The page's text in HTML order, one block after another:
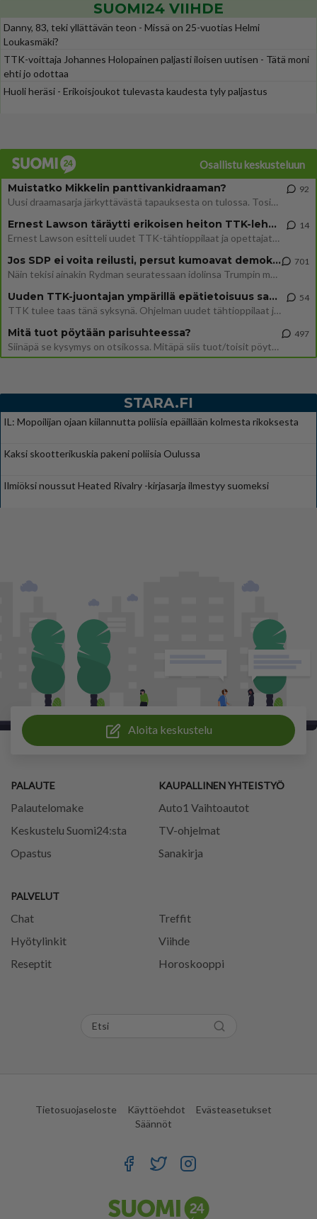
SUOMI24 VIIHDE
Danny, 83, teki yllättävän teon - Missä on 25-vuotias Helmi
Loukasmäki?
TTK-voittaja Johannes Holopainen paljasti iloisen uutisen - Tätä moni
ehti jo odottaa
Huoli heräsi - Erikoisjoukot tulevasta kaudesta tyly paljastus
Osallistu keskusteluun
Muistatko Mikkelin panttivankidraaman?
Uusi draamasarja järkyttävästä tapauksesta on tulossa. Tositapahtumiin perustuva sarja ammentaa vuoden 1986 Mikkelin pan
92
Ernest Lawson täräytti erikoisen heiton TTK-lehdistötilaisuudessa: " Onko tässä tarkoituksena...?"
Ernest Lawson esitteli uudet TTK-tähtioppilaat ja opettajat torstaina 6.8. lehdistölle. Tulevalla kaudella on yksi hausk
14
Jos SDP ei voita reilusti, persut kumoavat demokratian Suomesta
Näin tekisi ainakin Rydman seuratessaan idolinsa Trumpin mallia https://www.is.fi/politiikka/art-2000012187244.html
701
Uuden TTK-juontajan ympärillä epätietoisuus sakenee - Nyt MTV hämmentää soppaa
TTK tulee taas tänä syksynä. Ohjelman uudet tähtioppilaat julkistetaan torstaina 6. elokuuta klo 14 alkavassa lehdistö
54
Mitä tuot pöytään parisuhteessa?
Siinäpä se kysymys on otsikossa. Mitäpä siis tuot/toisit pöytään parisuhteessa? Oletko mies vai nainen? Koetko sen mitä
497
STARA.FI
IL: Mopoilijan ojaan kiilannutta poliisia epäillään kolmesta rikoksesta
Kaksi skootterikuskia pakeni poliisia Oulussa
Ilmiöksi noussut Heated Rivalry -kirjasarja ilmestyy suomeksi
Aloita keskustelu
PALAUTE
Palautelomake
Keskustelu Suomi24:sta
Opastus
PALVELUT
Chat
Treffit
Hyötylinkit
Viihde
Reseptit
Horoskooppi
KAUPALLINEN YHTEISTYÖ
Auto1 Vaihtoautot
TV-ohjelmat
Sanakirja
Tietosuojaseloste Käyttöehdot
Evästeasetukset
Säännöt